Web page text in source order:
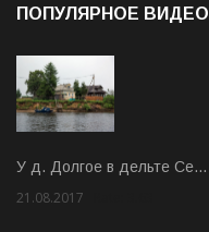
ПОПУЛЯРНОЕ ВИДЕО
У д. Долгое в дельте Се…
21.08.2017